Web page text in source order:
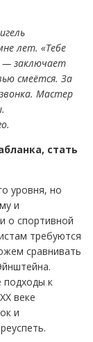
лет. «Тебе
— заключает
смеётся. За
Мастер
стать
уровня, но
и
о спортивной
требуются
сравнивать
подходы к
веке
и